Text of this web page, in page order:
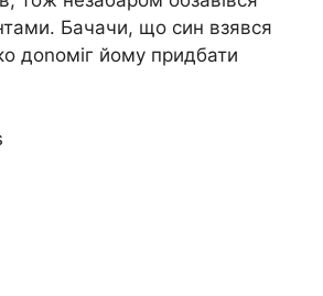
Бачачи, що син взявся
доnоміг йому придбати